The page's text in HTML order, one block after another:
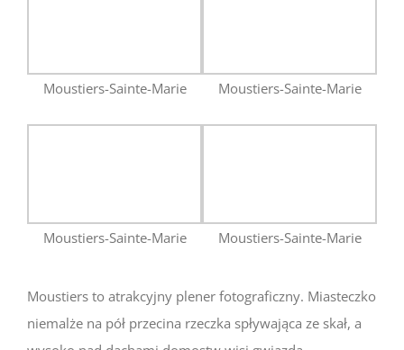
Moustiers-Sainte-Marie Moustiers-Sainte-Marie
Moustiers-Sainte-Marie Moustiers-Sainte-Marie
Moustiers to atrakcyjny plener fotograficzny. Miasteczko
niemalże na pół przecina rzeczka spływająca ze skał, a